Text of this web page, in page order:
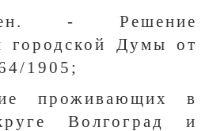
- Решение
городской Думы от
1905;
проживающих в
Волгоград и